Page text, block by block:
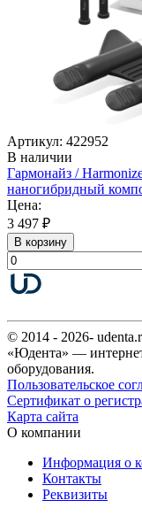
Артикул: 422952
В наличии
Гармонайз /
наногибридный
Цена:
3 497 ₽
В корзину
© 2014 - 2026-
«Юдента» —
оборудования.
Пользовательское
Сертификат о
Карта сайта
О компании
Информация о
Контакты
Реквизиты